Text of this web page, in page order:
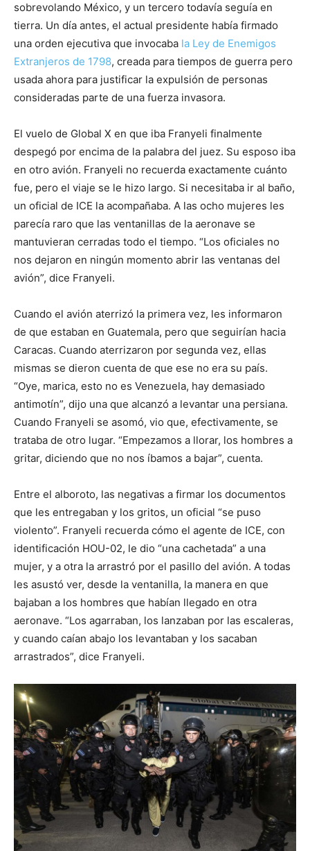
sobrevolando México, y un tercero todavía seguía en
tierra. Un día antes, el actual presidente había firmado
una orden ejecutiva que invocaba la Ley de Enemigos
Extranjeros de 1798, creada para tiempos de guerra pero
usada ahora para justificar la expulsión de personas
consideradas parte de una fuerza invasora.
El vuelo de Global X en que iba Franyeli finalmente
despegó por encima de la palabra del juez. Su esposo iba
en otro avión. Franyeli no recuerda exactamente cuánto
fue, pero el viaje se le hizo largo. Si necesitaba ir al baño,
un oficial de ICE la acompañaba. A las ocho mujeres les
parecía raro que las ventanillas de la aeronave se
mantuvieran cerradas todo el tiempo. “Los oficiales no
nos dejaron en ningún momento abrir las ventanas del
avión”, dice Franyeli.
Cuando el avión aterrizó la primera vez, les informaron
de que estaban en Guatemala, pero que seguirían hacia
Caracas. Cuando aterrizaron por segunda vez, ellas
mismas se dieron cuenta de que ese no era su país.
“Oye, marica, esto no es Venezuela, hay demasiado
antimotín”, dijo una que alcanzó a levantar una persiana.
Cuando Franyeli se asomó, vio que, efectivamente, se
trataba de otro lugar. “Empezamos a llorar, los hombres a
gritar, diciendo que no nos íbamos a bajar”, cuenta.
Entre el alboroto, las negativas a firmar los documentos
que les entregaban y los gritos, un oficial “se puso
violento”. Franyeli recuerda cómo el agente de ICE, con
identificación HOU-02, le dio “una cachetada” a una
mujer, y a otra la arrastró por el pasillo del avión. A todas
les asustó ver, desde la ventanilla, la manera en que
bajaban a los hombres que habían llegado en otra
aeronave. “Los agarraban, los lanzaban por las escaleras,
y cuando caían abajo los levantaban y los sacaban
arrastrados”, dice Franyeli.